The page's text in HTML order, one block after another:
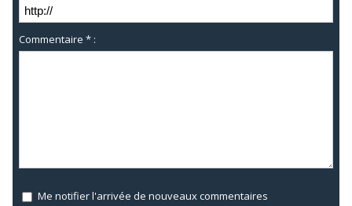
Commentaire * :
Me notifier l'arrivée de nouveaux commentaires